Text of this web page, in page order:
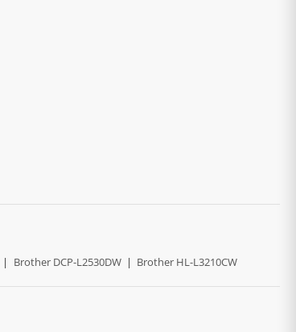
| Brother DCP-L2530DW | Brother HL-L3210CW